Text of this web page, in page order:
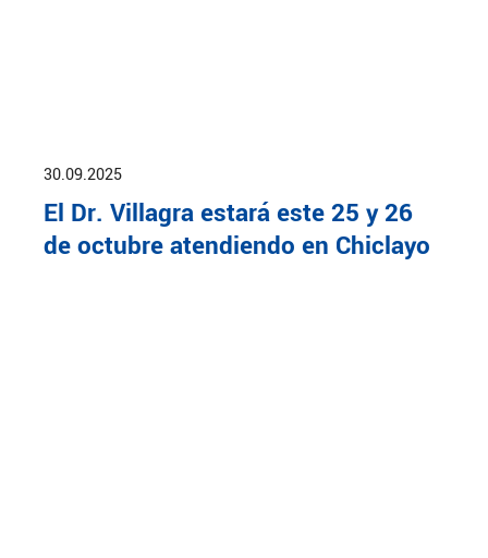
30.09.2025
El Dr. Villagra estará este 25 y 26
de octubre atendiendo en Chiclayo